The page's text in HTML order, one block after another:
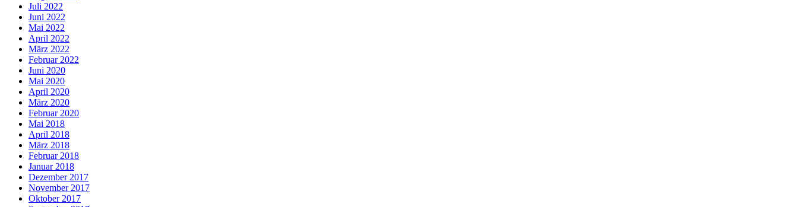
Juli 2022
Juni 2022
Mai 2022
April 2022
März 2022
Februar 2022
Juni 2020
Mai 2020
April 2020
März 2020
Februar 2020
Mai 2018
April 2018
März 2018
Februar 2018
Januar 2018
Dezember 2017
November 2017
Oktober 2017